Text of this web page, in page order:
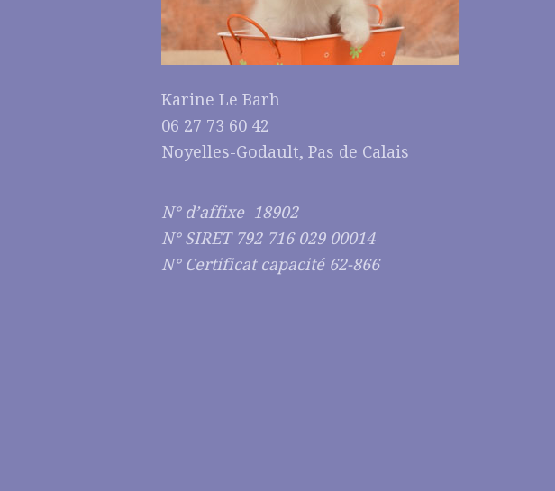
Karine Le Barh
06 27 73 60 42
Noyelles-Godault, Pas de Calais
N° d’affixe 18902
N° SIRET 792 716 029 00014
N° Certificat capacité 62-866